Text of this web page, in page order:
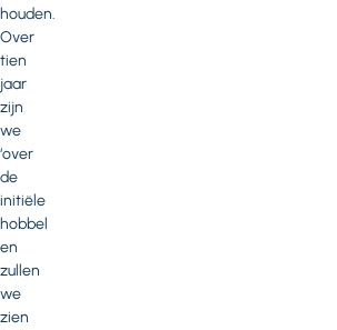
houden.
Over
tien
jaar
zijn
we
‘over
de
initiële
hobbel
en
zullen
we
zien